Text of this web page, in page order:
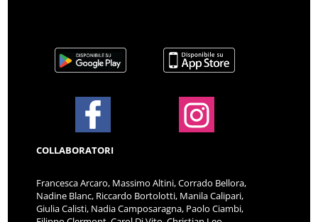
COLLABORATORI
Francesca Arcaro, Massimo Altini, Corrado Bellora,
Nadine Blanc, Riccardo Bortolotti, Manila Calipari,
Giulia Calisti, Nadia Camposaragna, Paolo Ciambi,